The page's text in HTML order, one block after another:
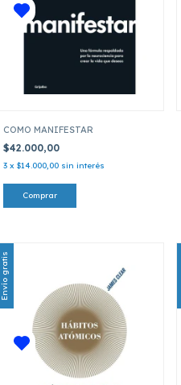
COMO MANIFESTAR
$42.000,00
3 x $14.000,00 sin interés
Envío gratis